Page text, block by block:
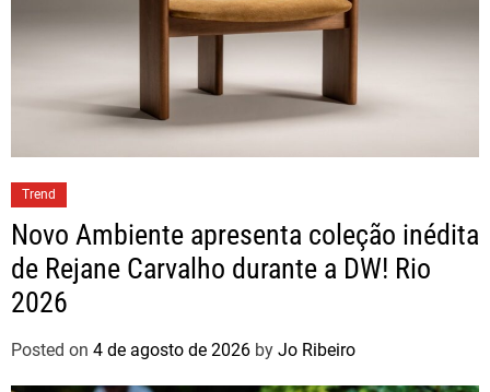
Trend
Novo Ambiente apresenta coleção inédita
de Rejane Carvalho durante a DW! Rio
2026
Posted on 4 de agosto de 2026 by Jo Ribeiro